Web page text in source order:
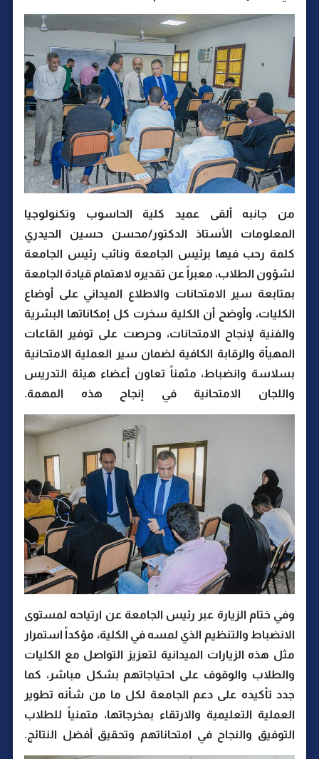
من جانبه ألقى عميد كلية الحاسوب وتكنولوجيا
المعلومات الأستاذ الدكتور/محسن حسين الحيدري
كلمة رحب فيها برئيس الجامعة ونائب رئيس الجامعة
لشؤون الطلاب، معبراً عن تقديره لاهتمام قيادة الجامعة
بمتابعة سير الامتحانات والاطلاع الميداني على أوضاع
الكليات، وأوضح أن الكلية سخرت كل إمكاناتها البشرية
والفنية لإنجاح الامتحانات، وحرصت على توفير القاعات
المهيأة والرقابة الكافية لضمان سير العملية الامتحانية
بسلاسة وانضباط، مثمناً تعاون أعضاء هيئة التدريس
واللجان الامتحانية في إنجاح هذه المهمة.
وفي ختام الزيارة عبر رئيس الجامعة عن ارتياحه لمستوى
الانضباط والتنظيم الذي لمسه في الكلية، مؤكداً استمرار
مثل هذه الزيارات الميدانية لتعزيز التواصل مع الكليات
والطلاب والوقوف على احتياجاتهم بشكل مباشر، كما
جدد تأكيده على دعم الجامعة لكل ما من شأنه تطوير
العملية التعليمية والارتقاء بمخرجاتها، متمنياً للطلاب
التوفيق والنجاح في امتحاناتهم وتحقيق أفضل النتائج.